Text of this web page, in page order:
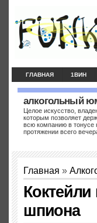
ГЛАВНАЯ 1ВИН
алкогольный
Целое искусство,
которым позволяет
всю компанию в тонусе
протяжении всего
Главная »
Коктейли
шпиона